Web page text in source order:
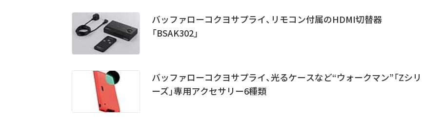
バッファローコクヨサプライ、リモコン付属のHDMI切替器
「BSAK302」
バッファローコクヨサプライ、光るケースなど“ウォークマン”「Zシリ
ーズ」専用アクセサリー6種類